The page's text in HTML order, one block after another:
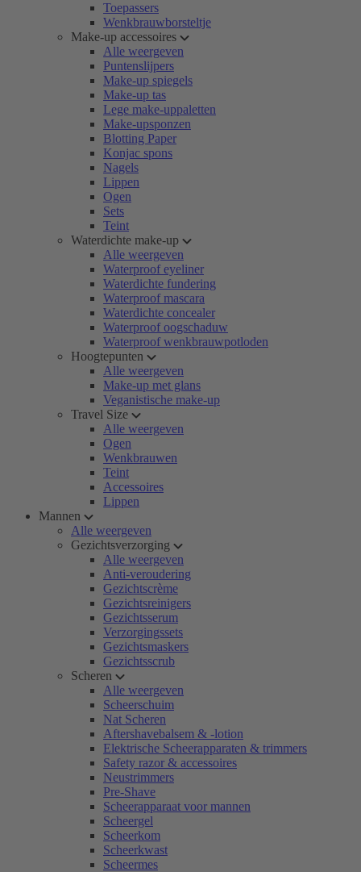
Toepassers
Wenkbrauwborsteltje
Make-up accessoires
Alle weergeven
Puntenslijpers
Make-up spiegels
Make-up tas
Lege make-uppaletten
Make-upsponzen
Blotting Paper
Konjac spons
Nagels
Lippen
Ogen
Sets
Teint
Waterdichte make-up
Alle weergeven
Waterproof eyeliner
Waterdichte fundering
Waterproof mascara
Waterdichte concealer
Waterproof oogschaduw
Waterproof wenkbrauwpotloden
Hoogtepunten
Alle weergeven
Make-up met glans
Veganistische make-up
Travel Size
Alle weergeven
Ogen
Wenkbrauwen
Teint
Accessoires
Lippen
Mannen
Alle weergeven
Gezichtsverzorging
Alle weergeven
Anti-veroudering
Gezichtscrème
Gezichtsreinigers
Gezichtsserum
Verzorgingssets
Gezichtsmaskers
Gezichtsscrub
Scheren
Alle weergeven
Scheerschuim
Nat Scheren
Aftershavebalsem & -lotion
Elektrische Scheerapparaten & trimmers
Safety razor & accessoires
Neustrimmers
Pre-Shave
Scheerapparaat voor mannen
Scheergel
Scheerkom
Scheerkwast
Scheermes